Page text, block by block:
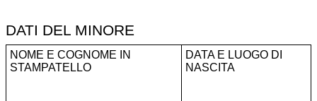
DATI DEL MINORE
NOME E COGNOME IN
STAMPATELLO
DATA E LUOGO DI
NASCITA